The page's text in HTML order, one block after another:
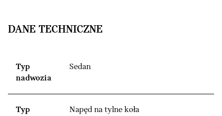
DANE TECHNICZNE
Typ
nadwozia
Sedan
Typ
Napęd na tylne koła